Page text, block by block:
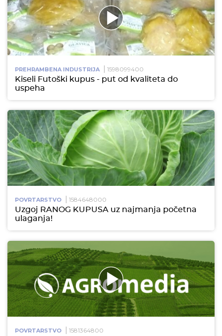
PREHRAMBENA INDUSTRIJA 1598099400
Kiseli Futoški kupus - put od kvaliteta do
uspeha
POVRTARSTVO 1584648000
Uzgoj RANOG KUPUSA uz najmanja početna
ulaganja!
POVRTARSTVO 1581364800